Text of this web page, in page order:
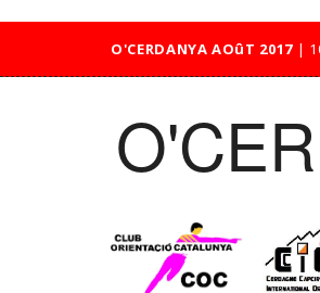
O'CERDANYA AOûT 2017 |